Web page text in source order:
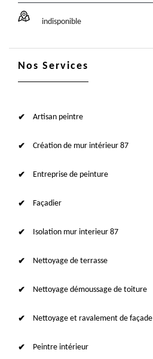
indisponible
Nos Services
Artisan peintre
Création de mur intérieur 87
Entreprise de peinture
Façadier
Isolation mur interieur 87
Nettoyage de terrasse
Nettoyage démoussage de toiture
Nettoyage et ravalement de façade
Peintre intérieur